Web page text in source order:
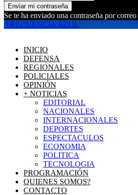
Se te ha enviado una contraseña por
FRECUENCIA AZUL
INICIO
DEFENSA
REGIONALES
POLICIALES
OPINIÓN
+ NOTICIAS
EDITORIAL
NACIONALES
INTERNACIONALES
DEPORTES
ESPECTACULOS
ECONOMIA
POLITICA
TECNOLOGIA
PROGRAMACIÓN
QUIENES SOMOS?
CONTACTO